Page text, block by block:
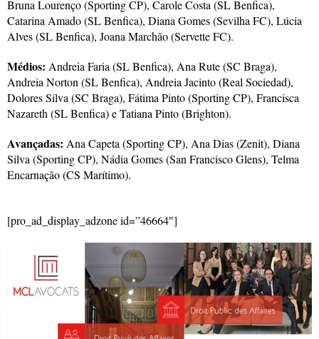
Bruna Lourenço (Sporting CP), Carole Costa (SL Benfica),
Catarina Amado (SL Benfica), Diana Gomes (Sevilha FC), Lúcia
Alves (SL Benfica), Joana Marchão (Servette FC).
Médios: Andreia Faria (SL Benfica), Ana Rute (SC Braga),
Andreia Norton (SL Benfica), Andreia Jacinto (Real Sociedad),
Dolores Silva (SC Braga), Fátima Pinto (Sporting CP), Francisca
Nazareth (SL Benfica) e Tatiana Pinto (Brighton).
Avançadas: Ana Capeta (Sporting CP), Ana Dias (Zenit), Diana
Silva (Sporting CP), Nádia Gomes (San Francisco Glens), Telma
Encarnação (CS Marítimo).
[pro_ad_display_adzone id=”46664″]